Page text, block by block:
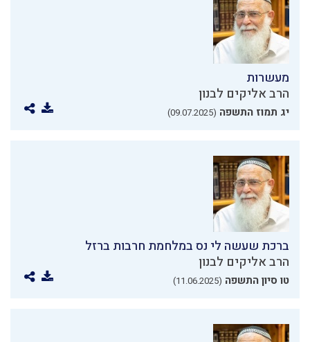
מעשרות
הרב אליקים לבנון
יג תמוז התשפה (09.07.2025)
ברכת שעשה לי נס במלחמת חרבות ברזל
הרב אליקים לבנון
טו סיון התשפה (11.06.2025)